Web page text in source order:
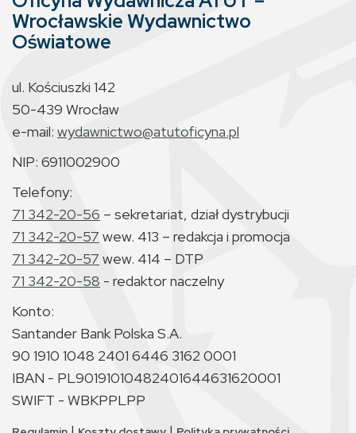
Wrocławskie Wydawnictwo
Oświatowe
ul. Kościuszki 142
50-439 Wrocław
e-mail: wydawnictwo@atutoficyna.pl
NIP: 6911002900
Telefony:
71 342-20-56 – sekretariat, dział dystrybucji
71 342-20-57 wew. 413 – redakcja i promocja
71 342-20-57 wew. 414 – DTP
71 342-20-58 - redaktor naczelny
Konto:
Santander Bank Polska S.A.
90 1910 1048 2401 6446 3162 0001
IBAN - PL90191010482401644631620001
SWIFT - WBKPPLPP